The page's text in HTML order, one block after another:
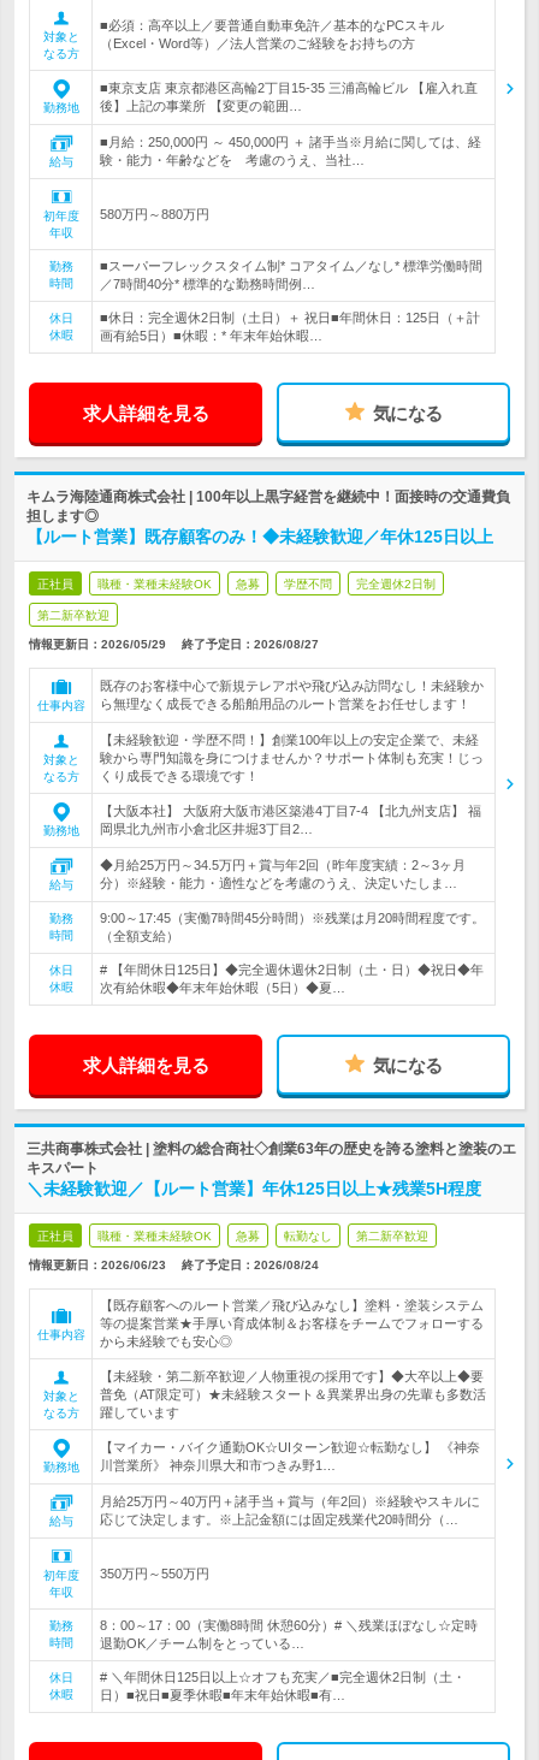
対象と
なる方
■必須：高卒以上／要普通自動車免許／基本的なPCスキル
（Excel・Word等）／法人営業のご経験をお持ちの方
勤務地
■東京支店 東京都港区高輪2丁目15-35 三浦高輪ビル 【雇入れ直
後】上記の事業所 【変更の範囲…
給与
■月給：250,000円 ～ 450,000円 ＋ 諸手当※月給に関しては、経
験・能力・年齢などを 考慮のうえ、当社…
初年度
年収
580万円～880万円
勤務
時間
■スーパーフレックスタイム制* コアタイム／なし* 標準労働時間
／7時間40分* 標準的な勤務時間例…
休日
休暇
■休日：完全週休2日制（土日）＋ 祝日■年間休日：125日（＋計
画有給5日）■休暇：* 年末年始休暇…
求人詳細を見る 気になる
キムラ海陸通商株式会社 | 100年以上黒字経営を継続中！面接時の交通費負
担します◎
【ルート営業】既存顧客のみ！◆未経験歓迎／年休125日以上
正社員 職種・業種未経験OK 急募 学歴不問 完全週休2日制
第二新卒歓迎
情報更新日：2026/05/29 終了予定日： 2026/08/27
仕事内容
既存のお客様中心で新規テレアポや飛び込み訪問なし！未経験か
ら無理なく成長できる船舶用品のルート営業をお任せします！
対象と
なる方
【未経験歓迎・学歴不問！】創業100年以上の安定企業で、未経
験から専門知識を身につけませんか？サポート体制も充実！じっ
くり成長できる環境です！
勤務地
【大阪本社】 大阪府大阪市港区築港4丁目7‐4 【北九州支店】 福
岡県北九州市小倉北区井堀3丁目2…
給与
◆月給25万円～34.5万円＋賞与年2回（昨年度実績：2～3ヶ月
分）※経験・能力・適性などを考慮のうえ、決定いたしま…
勤務
時間
9:00～17:45（実働7時間45分時間）※残業は月20時間程度です。
（全額支給）
休日
休暇
# 【年間休日125日】◆完全週休週休2日制（土・日）◆祝日◆年
次有給休暇◆年末年始休暇（5日）◆夏…
求人詳細を見る 気になる
三共商事株式会社 | 塗料の総合商社◇創業63年の歴史を誇る塗料と塗装のエ
キスパート
＼未経験歓迎／【ルート営業】年休125日以上★残業5H程度
正社員 職種・業種未経験OK 急募 転勤なし 第二新卒歓迎
情報更新日：2026/06/23 終了予定日： 2026/08/24
仕事内容
【既存顧客へのルート営業／飛び込みなし】塗料・塗装システム
等の提案営業★手厚い育成体制＆お客様をチームでフォローする
から未経験でも安心◎
対象と
なる方
【未経験・第二新卒歓迎／人物重視の採用です】◆大卒以上◆要
普免（AT限定可）★未経験スタート＆異業界出身の先輩も多数活
躍しています
勤務地
【マイカー・バイク通勤OK☆UIターン歓迎☆転勤なし】 《神奈
川営業所》 神奈川県大和市つきみ野1…
給与
月給25万円～40万円＋諸手当＋賞与（年2回）※経験やスキルに
応じて決定します。※上記金額には固定残業代20時間分（…
初年度
年収
350万円～550万円
勤務
時間
8：00～17：00（実働8時間 休憩60分）# ＼残業ほぼなし☆定時
退勤OK／チーム制をとっている…
休日
休暇
# ＼年間休日125日以上☆オフも充実／■完全週休2日制（土・
日）■祝日■夏季休暇■年末年始休暇■有…